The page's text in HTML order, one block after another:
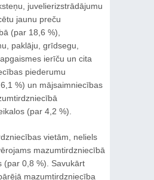
juvelierizstrādājumu
jaunu preču
(par 18,6 %),
paklāju, grīdsegu,
ierīču un cita
piederumu
%) un mājsaimniecības
(par 4,2 %).
vietām, neliels
mazumtirdzniecībā
(par 0,8 %). Savukārt
mazumtirdzniecība